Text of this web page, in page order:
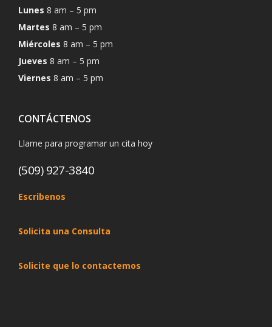
Lunes 8 am – 5 pm
Martes 8 am – 5 pm
Miércoles 8 am – 5 pm
Jueves 8 am – 5 pm
Viernes 8 am – 5 pm
CONTÁCTENOS
Llame para programar un cita hoy
(509) 927-3840
Escribenos
Solicita una Consulta
Solicite que lo contactemos